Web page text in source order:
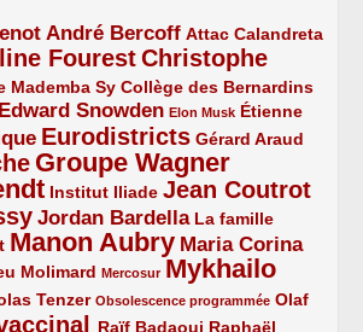
André Bercoff Attac Calandreta
FourestChristophe
Mademba Sy Collège des Bernardins
Edward Snowden Elon Musk Étienne
Eurodistricts Gérard Araud
Groupe Wagner
Institut Iliade Jean Coutrot
Jordan Bardella La famille
Manon Aubry Maria Corina
Molimard Mercosur Mykhailo
Tenzer Obsolescence programmée Olaf
Raïf Badaoui Raphaël